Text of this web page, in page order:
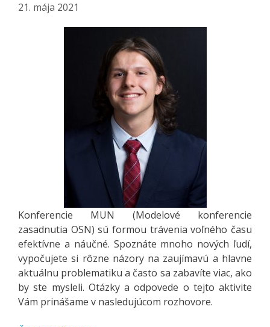
21. mája 2021
Konferencie MUN (Modelové konferencie
zasadnutia OSN) sú formou trávenia voľného času
efektívne a náučné. Spoznáte mnoho nových ľudí,
vypočujete si rôzne názory na zaujímavú a hlavne
aktuálnu problematiku a často sa zabavíte viac, ako
by ste mysleli. Otázky a odpovede o tejto aktivite
Vám prinášame v nasledujúcom rozhovore.